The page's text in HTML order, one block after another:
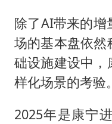
除了AI带来的增
场的基本盘依然
础设施建设中，
样化场景的考验。
2025年是康宁